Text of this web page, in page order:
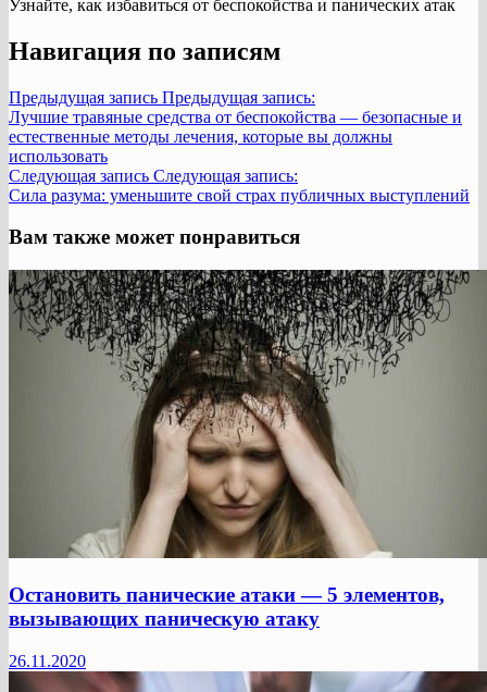
Узнайте, как избавиться от беспокойства и панических атак
Навигация по записям
Предыдущая запись Предыдущая запись:
Лучшие травяные средства от беспокойства — безопасные и
естественные методы лечения, которые вы должны
использовать
Следующая запись Следующая запись:
Сила разума: уменьшите свой страх публичных выступлений
Вам также может понравиться
Остановить панические атаки — 5 элементов,
вызывающих паническую атаку
26.11.2020